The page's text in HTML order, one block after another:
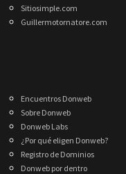
Sitiosimple.com
Guillermotornatore.com
Encuentros Donweb
Sobre Donweb
Donweb Labs
¿Por qué eligen Donweb?
Registro de Dominios
Donweb por dentro